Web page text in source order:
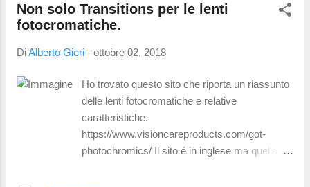
e polarizzate, mentre in assenza di raggi UV
tornano chiare ed anche la polarizzazione
hanno un residuo di colore del 15% circa.
classe 0. Un ripassino sulle classi dei filtri. I
utilizzabili alla guida sia d...
Non solo Transitions per le lenti
fotocromatiche.
DiAlberto Gieri - ottobre 02, 2018
Ho trovato questo sito che riporta un riassunto
delle lenti fotocromatiche e relative
caratteristiche.
https://www.visioncareproducts.com/got-
photochromics/ Il sito é in inglese ma quella